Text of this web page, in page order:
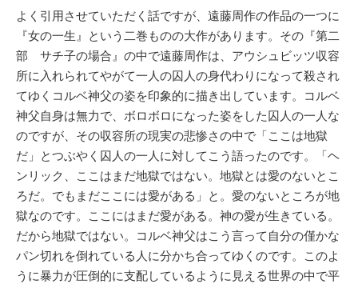
よく引用させていただく話ですが、遠藤周作の作品の一つに
『女の一生』という二巻ものの大作があります。その『第二
部 サチ子の場合』の中で遠藤周作は、アウシュビッツ収容
所に入れられてやがて一人の囚人の身代わりになって殺され
てゆくコルベ神父の姿を印象的に描き出しています。コルベ
神父自身は無力で、ボロボロになった姿をした囚人の一人な
のですが、その収容所の現実の悲惨さの中で「ここは地獄
だ」とつぶやく囚人の一人に対してこう語ったのです。「ヘ
ンリック、ここはまだ地獄ではない。地獄とは愛のないとこ
ろだ。でもまだここには愛がある」と。愛のないところが地
獄なのです。ここにはまだ愛がある。神の愛が生きている。
だから地獄ではない。コルベ神父はこう言って自分の僅かな
パン切れを倒れている人に分かち合ってゆくのです。このよ
うに暴力が圧倒的に支配しているように見える世界の中で平